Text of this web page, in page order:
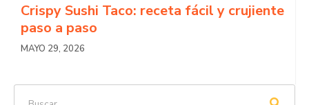
Crispy Sushi Taco: receta fácil y crujiente
paso a paso
MAYO 29, 2026